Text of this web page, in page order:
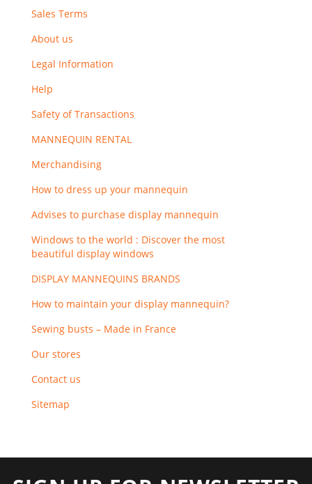
Sales Terms
About us
Legal Information
Help
Safety of Transactions
MANNEQUIN RENTAL
Merchandising
How to dress up your mannequin
Advises to purchase display mannequin
Windows to the world : Discover the most
beautiful display windows
DISPLAY MANNEQUINS BRANDS
How to maintain your display mannequin?
Sewing busts – Made in France
Our stores
Contact us
Sitemap